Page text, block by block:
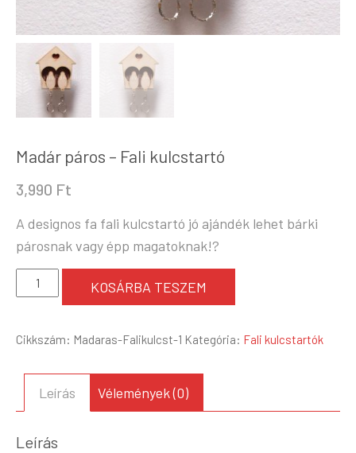
Madár páros – Fali kulcstartó
3,990 Ft
A designos fa fali kulcstartó jó ajándék lehet bárki
párosnak vagy épp magatoknak!?
Madár
páros
Fali
KOSÁRBA TESZEM
Cikkszám: Madaras-Falikulcst-1 Kategória: Fali kulcstartók
Leírás Vélemények (0)
Leírás